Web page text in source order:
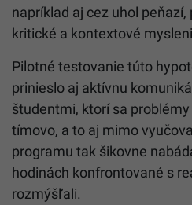
napríklad aj cez uhol
kritické a kontextové
Pilotné testovanie túto
prinieslo aj aktívnu
študentmi, ktorí sa
tímovo, a to aj mimo
programu tak šikovne
hodinách konfrontované s
rozmýšľali.